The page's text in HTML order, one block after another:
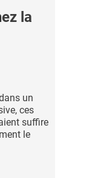
la
un
ces
suffire
le